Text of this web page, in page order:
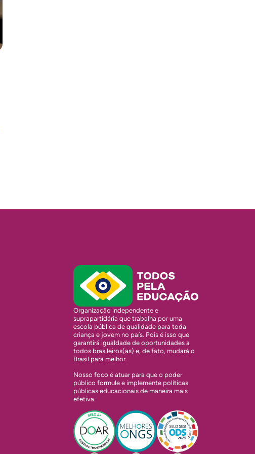
Organização independente e
suprapartidária que trabalha por uma
escola pública de qualidade para toda
criança e jovem no país. Pois é isso que
garantirá igualdade de oportunidades a
todos brasileiros(as) e, de fato, mudará o
Brasil para melhor.
Nosso foco é atuar para que o poder
público formule e implemente políticas
públicas educacionais de maneira mais
efetiva.